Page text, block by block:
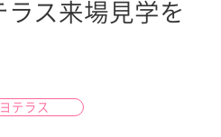
ラス来場見学を
テラス